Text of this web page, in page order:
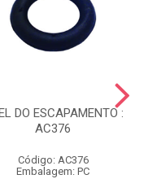
DO ESCAPAMENTO :
AC376
Código: AC376
Embalagem: PC